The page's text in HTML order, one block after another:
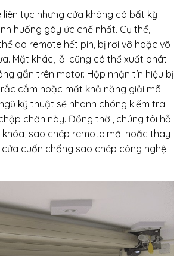
tục nhưng cửa không có bất kỳ
huống gây ức chế nhất. Cụ thể,
do remote hết pin, bị rơi vỡ hoặc vô
Mặt khác, lỗi cũng có thể xuất phát
gắn trên motor. Hộp nhận tín hiệu bị
cắm hoặc mất khả năng giải mã
kỹ thuật sẽ nhanh chóng kiểm tra
chờn này. Đồng thời, chúng tôi hỗ
sao chép remote mới hoặc thay
cuốn chống sao chép công nghệ